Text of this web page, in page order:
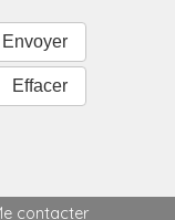
contacter